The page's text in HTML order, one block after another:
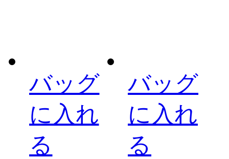
バッグ
に入れ
る
バッグ
に入れ
る